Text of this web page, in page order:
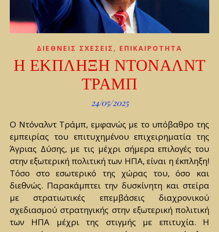
ΔΙΕΘΝΕΙΣ ΣΧΕΣΕΙΣ , ΕΠΙΚΑΙΡΟΤΗΤΑ
Η ΕΚΠΛΗΞΗ ΝΤΟΝΑΛΝΤ
ΤΡΑΜΠ
24/05/2025
Ο Ντόναλντ Τράμπ, εμφανώς με το υπόβαθρο της
εμπειρίας του επιτυχημένου επιχειρηματία της
Άγριας Δύσης, με τις μέχρι σήμερα επιλογές του
στην εξωτερική πολιτική των ΗΠΑ, είναι η έκπληξη!
Τόσο στο εσωτερικό της χώρας του, όσο και
διεθνώς. Παρακάμπτει την δυσκίνητη και στείρα
με στρατιωτικές επεμβάσεις διαχρονικού
σχεδιασμού στρατηγικής στην εξωτερική πολιτική
των ΗΠΑ μέχρι της στιγμής με επιτυχία. Η